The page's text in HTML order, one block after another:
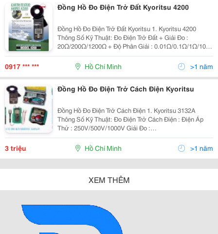
Đồng Hồ Đo Điện Trở Đất Kyoritsu 4200
Đồng Hồ Đo Điện Trở Đất Kyoritsu 1. Kyoritsu 4200
Thông Số Kỹ Thuật: Đo Điện Trở Đất + Giải Đo :
20Ω/200Ω/1200Ω + Độ Phân Giải : 0.01Ω/0.1Ω/1Ω/10Ω
+ Độ Chính Xác : &Plusmn;1.5%&Plus
0917 *** *** Hồ Chí Minh >1 năm
Đồng Hồ Đo Điện Trở Cách Điện Kyoritsu
Đồng Hồ Đo Điện Trở Cách Điện 1. Kyoritsu 3132A
Thông Số Kỹ Thuật: Đo Điện Trở Cách Điện : Điện Áp
Thử : 250V/500V/1000V Giải Đo :
100MΩ/200MΩ/400MΩ Dòng Danh Định : 1Ma Dc Min.
Dòng Đầu Ra : 1~2Ma Dc Độ C
3 triệu Hồ Chí Minh >1 năm
XEM THÊM